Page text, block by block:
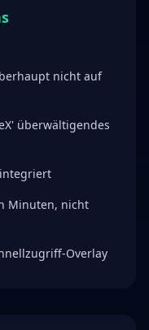
nicht auf
überwältigendes
Minuten, nicht
Overlay